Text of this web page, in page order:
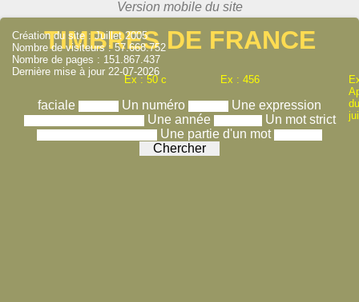
TIMBRES DE FRANCE
Ex : 50 c Ex : 456
faciale Un numéro
Une expression
Une année
Un mot strict
Une partie d'un mot
Création du site : Juillet 2005
Nombre de visiteurs : 57.668.752
Nombre de pages : 151.867.437
Dernière mise à jour 22-07-2026